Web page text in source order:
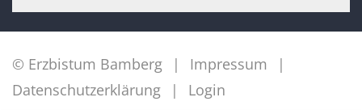
© Erzbistum Bamberg
Impressum
Datenschutzerklärung
Login